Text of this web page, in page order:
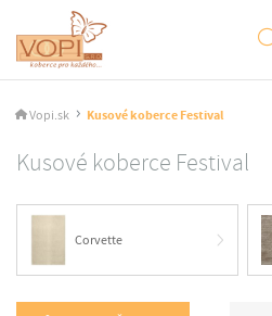
Vopi.sk Kusové koberce Festival
Kusové koberce Festival
Corvette